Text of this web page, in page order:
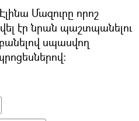
Մազուրը որոշ
էր նրան պաշտպանելու
սպասվող